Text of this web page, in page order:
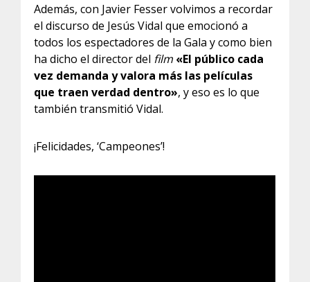
Además, con Javier Fesser volvimos a recordar
el discurso de Jesús Vidal que emocionó a
todos los espectadores de la Gala y como bien
ha dicho el director del film «El público cada
vez demanda y valora más las películas
que traen verdad dentro», y eso es lo que
también transmitió Vidal.
¡Felicidades, ‘Campeones’!